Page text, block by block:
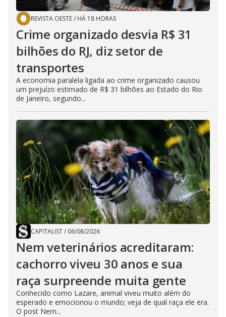
REVISTA OESTE/ HÁ 18 HORAS
Crime organizado desvia R$ 31
bilhões do RJ, diz setor de
transportes
A economia paralela ligada ao crime organizado causou
um prejuízo estimado de R$ 31 bilhões ao Estado do Rio
de Janeiro, segundo...
CAPITALIST/ 06/08/2026
Nem veterinários acreditaram:
cachorro viveu 30 anos e sua
raça surpreende muita gente
Conhecido como Lazare, animal viveu muito além do
esperado e emocionou o mundo; veja de qual raça ele era.
O post Nem...